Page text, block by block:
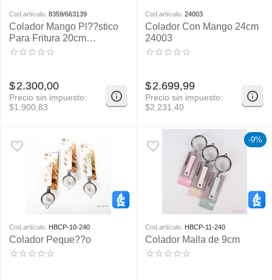
Cod.artículo: 8359/663139
Colador Mango Pl??stico
Para Fritura 20cm
8359/663139
$2.300,00
Precio sin impuesto:
$1.900,83
Cod.artículo: 24003
Colador Con Mango 24cm
24003
$2.699,99
Precio sin impuesto:
$2.231,40
Cod.artículo: HBCP-10-240
Colador Peque??o
-9%
Cod.artículo: HBCP-11-240
Colador Malla de 9cm